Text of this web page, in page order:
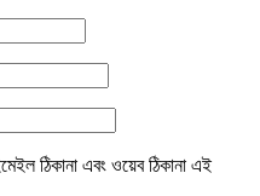
ঠিকানা এবং ওয়েব ঠিকানা এই